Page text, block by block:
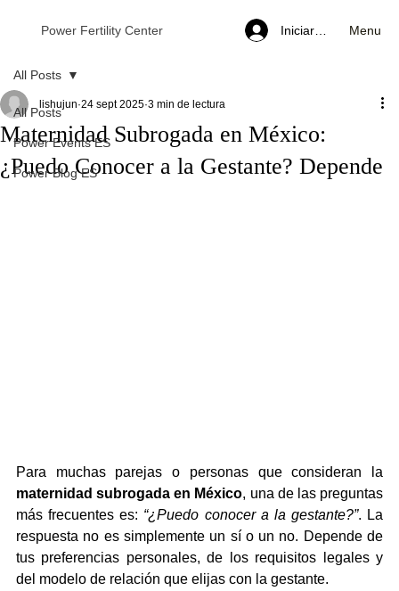
Power Fertility Center Iniciar sesiónMenu
All Posts
Power Events ES
Power Blog ES
All Posts
Maternidad Subrogada en México:
¿Puedo Conocer a la Gestante? Depende
lishujun 24 sept 2025 3 min de lectura
maternidad subrogada en México, una de las preguntas
más frecuentes es: “¿Puedo conocer a la gestante?”. La
respuesta no es simplemente un sí o un no. Depende de
tus preferencias personales, de los requisitos legales y
del modelo de relación que elijas con la gestante.